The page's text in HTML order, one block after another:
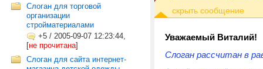
Слоган для торговой
организации
стройматериалами
+5 / 2005-09-07 12:23:44,
[не прочитана]
Слоган для сайта интернет-
Уважаемый Виталий!
Слоган рассчитан в